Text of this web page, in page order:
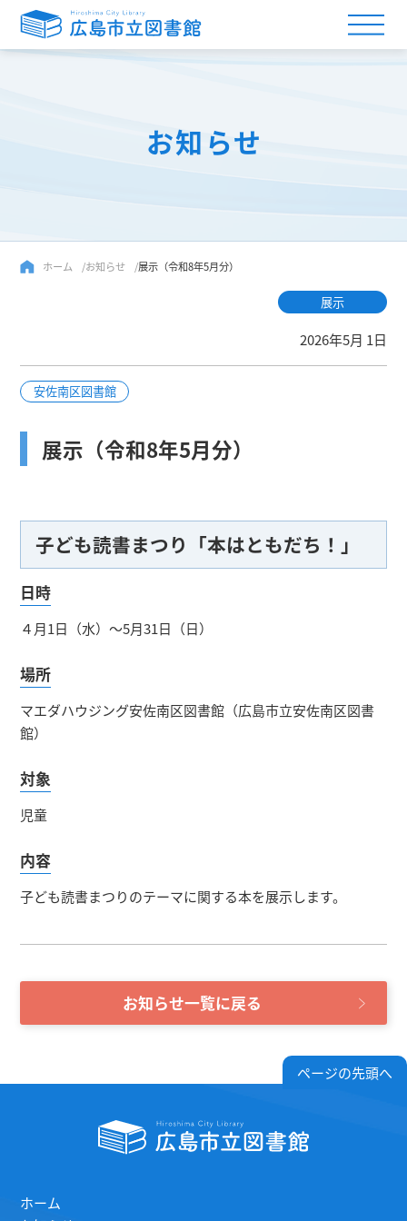
お知らせ
ホーム お知らせ 展示（令和8年5月分）
展示
2026年5月 1日
安佐南区図書館
展示（令和8年5月分）
子ども読書まつり「本はともだち！」
日時
４月1日（水）～5月31日（日）
場所
マエダハウジング安佐南区図書館（広島市立安佐南区図書
館）
対象
児童
内容
子ども読書まつりのテーマに関する本を展示します。
お知らせ一覧に戻る
ページの先頭へ
ホーム